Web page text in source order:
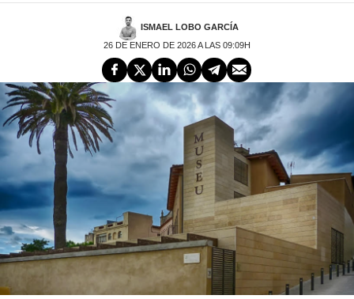
ISMAEL LOBO GARCÍA
26 DE ENERO DE 2026 A LAS 09:09H